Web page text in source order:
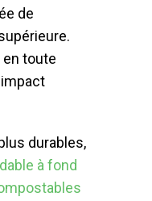
de
toute
durables,
à fond